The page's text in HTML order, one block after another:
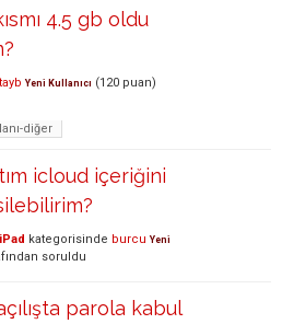
4.5 gb oldu
Yeni Kullanıcı (120 puan)
diğer
icloud içeriğini
kategorisinde burcu Yeni
soruldu
parola kabul